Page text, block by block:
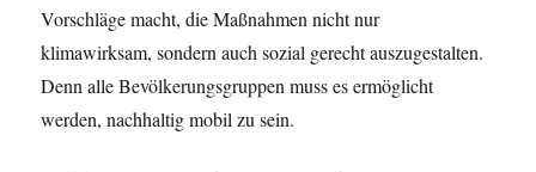
Vorschläge macht, die Maßnahmen nicht nur
klimawirksam, sondern auch sozial gerecht auszugestalten.
Denn alle Bevölkerungsgruppen muss es ermöglicht
werden, nachhaltig mobil zu sein.